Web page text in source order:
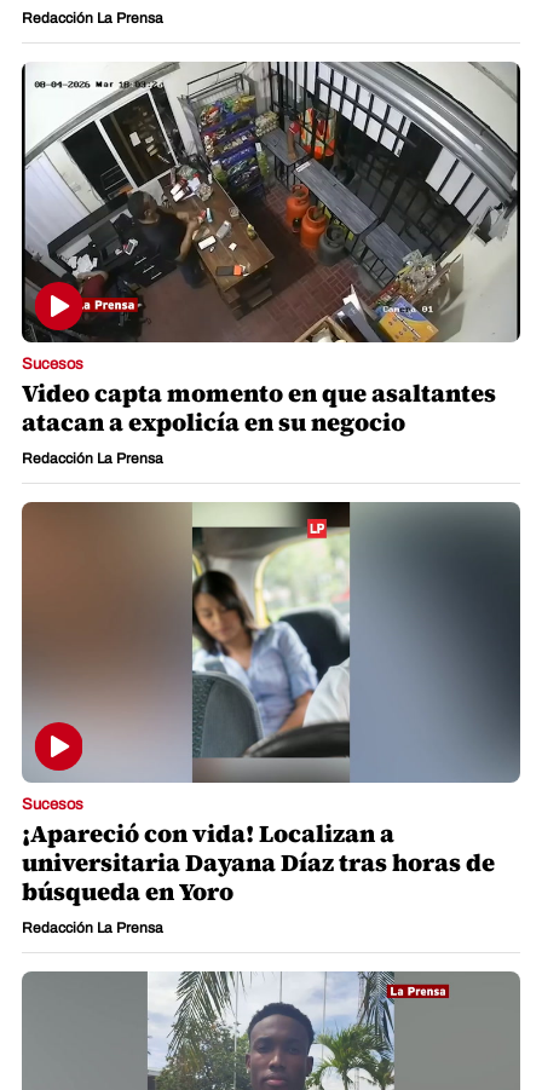
Redacción La Prensa
Sucesos
Video capta momento en que asaltantes
atacan a expolicía en su negocio
Redacción La Prensa
Sucesos
¡Apareció con vida! Localizan a
universitaria Dayana Díaz tras horas de
búsqueda en Yoro
Redacción La Prensa